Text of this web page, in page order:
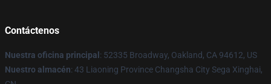
Contáctenos
Nuestra oficina principal : 52335 Broadway, Oakland, CA 94612, US
Nuestro almacén: 43 Liaoning Province Changsha City Sega Xinghai,